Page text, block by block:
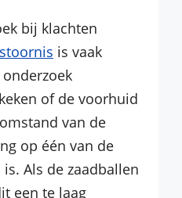
bij klachten
is vaak
of de voorhuid
van de
op één van de
Als de zaadballen
een te laag